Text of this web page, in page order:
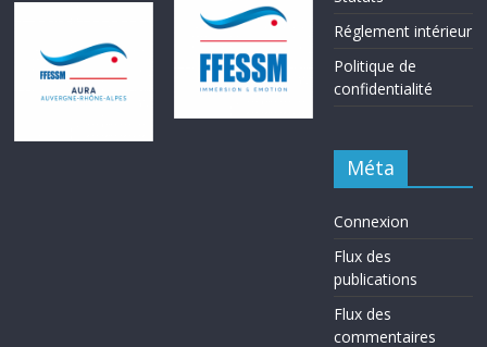
Réglement intérieur
Politique de
confidentialité
Méta
Connexion
Flux des
publications
Flux des
commentaires